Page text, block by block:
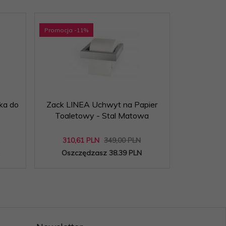
do
Promocja -11%
Zack LINEA Uchwyt na Papier
Toaletowy - Stal Matowa
310,61 PLN 349,00 PLN
Oszczędzasz 38.39 PLN